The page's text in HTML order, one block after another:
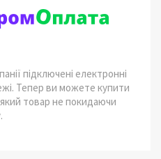
підключені електронні
Тепер ви можете купити
товар не покидаючи